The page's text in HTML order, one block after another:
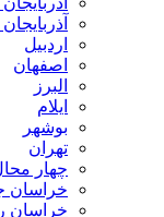
اردبیل
اصفهان
البرز
ایلام
بوشهر
تهران
چهار
خراسان
خراسان